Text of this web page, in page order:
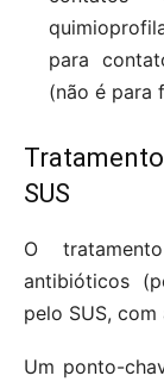
para
(não é para
SUS
O
antibióticos
pelo SUS,
Um ponto-